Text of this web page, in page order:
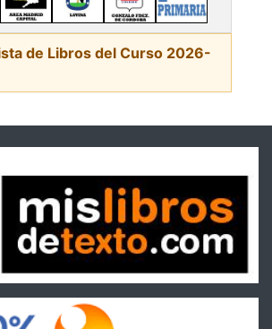
de Libros del Curso 2026-